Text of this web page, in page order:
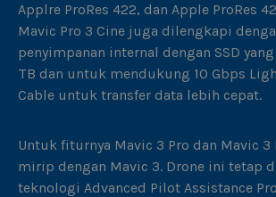
Applre ProRes 422, dan Apple ProRes
Mavic Pro 3 Cine juga dilengkapi
penyimpanan internal dengan SSD
TB dan untuk mendukung 10 Gbps
Cable untuk transfer data lebih cepat.
Untuk fiturnya Mavic 3 Pro dan Mavic 3
mirip dengan Mavic 3. Drone ini tetap
teknologi Advanced Pilot Assistance